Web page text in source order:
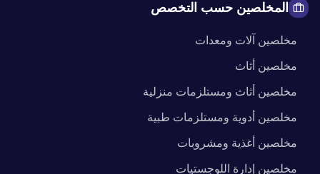
المخلصين حسب التخصص
مخلصين آلات ومعدات
مخلصين أثاث
مخلصين أثاث ومستلزمات منزلية
مخلصين أدوية ومستلزمات طبية
مخلصين أغذية ومشروبات
مخلصين إدارة اللوجستيات